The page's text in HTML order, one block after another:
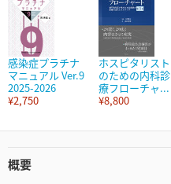
感染症プラチナ
マニュアル Ver.9
2025-2026
¥2,750
ホスピタリスト
のための内科診
療フローチャ...
¥8,800
概要